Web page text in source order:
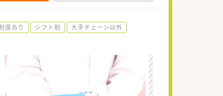
度あり シフト制
大手チェーン以外